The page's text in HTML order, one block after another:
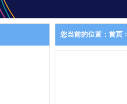
您当前的位置： 首页